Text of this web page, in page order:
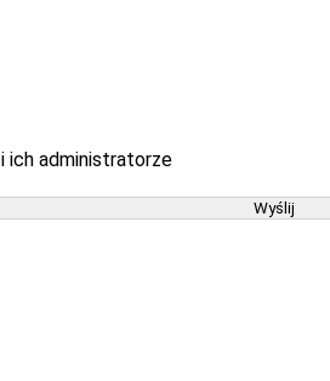
ich administratorze